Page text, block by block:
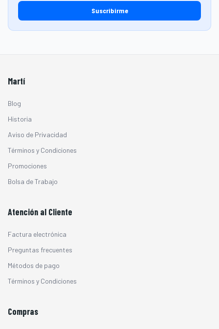
Suscribirme
Martí
Blog
Historia
Aviso de Privacidad
Términos y Condiciones
Promociones
Bolsa de Trabajo
Atención al Cliente
Factura electrónica
Preguntas frecuentes
Métodos de pago
Términos y Condiciones
Compras